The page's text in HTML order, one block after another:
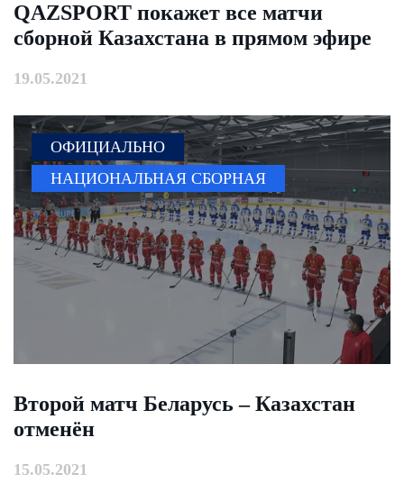
QAZSPORT покажет все матчи
сборной Казахстана в прямом эфире
19.05.2021
ОФИЦИАЛЬНО
НАЦИОНАЛЬНАЯ СБОРНАЯ
Второй матч Беларусь – Казахстан
отменён
15.05.2021